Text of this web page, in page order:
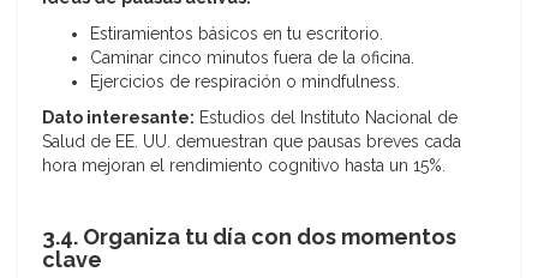
Estiramientos básicos en tu escritorio.
Caminar cinco minutos fuera de la oficina.
Ejercicios de respiración o mindfulness.
Dato interesante: Estudios del Instituto Nacional de
Salud de EE. UU. demuestran que pausas breves cada
hora mejoran el rendimiento cognitivo hasta un 15%.
3.4. Organiza tu día con dos momentos
clave